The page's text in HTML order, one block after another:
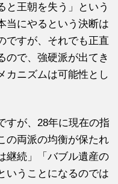
と王朝を失う」という
当にやるという決断は
ですが、それでも正直
ので、強硬派が出てき
カニズムは可能性とし
すが、28年に現在の指
の両派の均衡が保たれ
継続」「バブル遺産の
いうことになるのでは